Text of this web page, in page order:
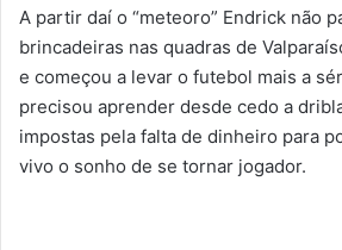
A partir daí o “meteoro” Endrick não
brincadeiras nas quadras de
e começou a levar o futebol mais a
precisou aprender desde cedo a
impostas pela falta de dinheiro para
vivo o sonho de se tornar jogador.